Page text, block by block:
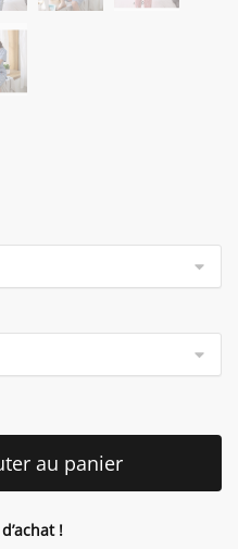
au panier
!